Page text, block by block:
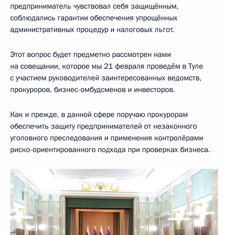
предприниматель чувствовал себя защищённым,
соблюдались гарантии обеспечения упрощённых
административных процедур и налоговых льгот.
Этот вопрос будет предметно рассмотрен нами
на совещании, которое мы 21 февраля проведём в Туле
с участием руководителей заинтересованных ведомств,
прокуроров, бизнес-омбудсменов и инвесторов.
Как и прежде, в данной сфере поручаю прокурорам
обеспечить защиту предпринимателей от незаконного
уголовного преследования и применения контролёрами
риско-ориентированного подхода при проверках бизнеса.